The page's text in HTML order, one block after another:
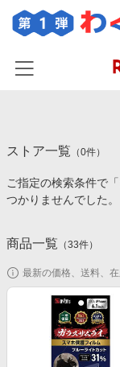
カテゴリー一覧
百貨店・総合ECモー
食品・スイーツ・お酒
コスメ・健康・医薬
キッズ・ベビー用品
家電・PC・スマホ・
イベント一覧
初回購入者限定特典
対象ストア新規限定
新着ストアのご紹介
電子書籍特集
楽天ペイ導入ストア
楽天IDでログイ
ストア一覧 （0件）
ご指定の検索条件で
つかりませんでした。
商品一覧 （33件）
最新の価格、送料、